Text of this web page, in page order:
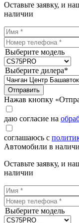
Оставьте заявку, и
наличии
Выберите модель
Выберите дилера*
Отправить
Нажав кнопку
даю согласие на
соглашаюсь с
Автомобили в
Оставьте заявку, и
наличии
Выберите модель